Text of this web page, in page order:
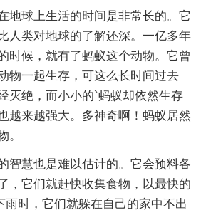
地球上生活的时间是非常长的。它
人类对地球的了解还深。一亿多年
时候，就有了蚂蚁这个动物。它曾
物一起生存，可这么长时间过去
灭绝，而小小的`蚂蚁却依然生存
越来越强大。多神奇啊！蚂蚁居然
。
智慧也是难以估计的。它会预料各
，它们就赶快收集食物，以最快的
雨时，它们就躲在自己的家中不出